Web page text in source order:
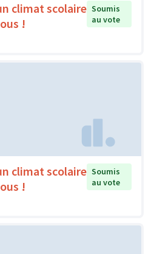
climat scolaire
!
Soumis
au vote
climat scolaire
!
Soumis
au vote